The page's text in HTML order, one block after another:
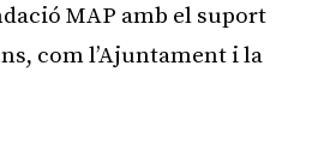
MAP amb el suport
com l’Ajuntament i la